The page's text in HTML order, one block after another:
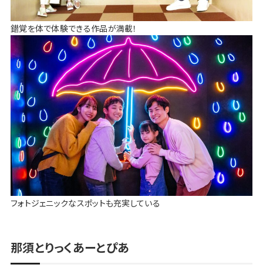
錯覚を体で体験できる作品が満載！
フォトジェニックなスポットも充実している
那須とりっくあーとぴあ